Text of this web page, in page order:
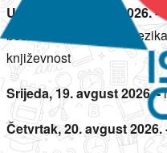
Utorak, 18. avgust 2026. -
bosanskog, hrvatskog
književnost
Srijeda, 19. avgust 2026. -
Četvrtak, 20. avgust 2026.